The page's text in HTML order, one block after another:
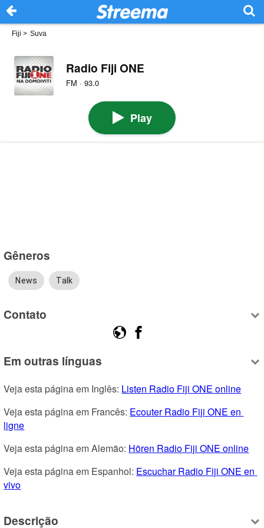
Fiji > Suva
Radio Fiji ONE
FM · 93.0
Play
Gêneros
News Talk
Contato
Em outras línguas
Veja esta página em Inglês: Listen Radio Fiji ONE online
Veja esta página em Francês: Ecouter Radio Fiji ONE en
ligne
Veja esta página em Alemão: Hören Radio Fiji ONE online
Veja esta página em Espanhol: Escuchar Radio Fiji ONE en
vivo
Descrição